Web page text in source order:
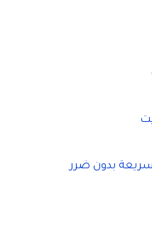
سريعة بدون ضرر